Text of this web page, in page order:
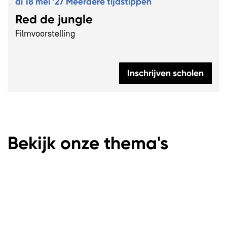
Red de jungle
Filmvoorstelling
Inschrijven scholen
Bekijk onze thema's